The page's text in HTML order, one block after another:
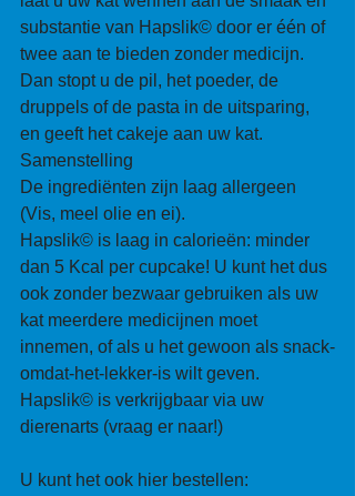
substantie van Hapslik© door er één of
twee aan te bieden zonder medicijn.
Dan stopt u de pil, het poeder, de
druppels of de pasta in de uitsparing,
en geeft het cakeje aan uw kat.
Samenstelling
De ingrediënten zijn laag allergeen
(Vis, meel olie en ei).
Hapslik© is laag in calorieën: minder
dan 5 Kcal per cupcake! U kunt het dus
ook zonder bezwaar gebruiken als uw
kat meerdere medicijnen moet
innemen, of als u het gewoon als snack-
omdat-het-lekker-is wilt geven.
Hapslik© is verkrijgbaar via uw
dierenarts (vraag er naar!)
U kunt het ook hier bestellen: